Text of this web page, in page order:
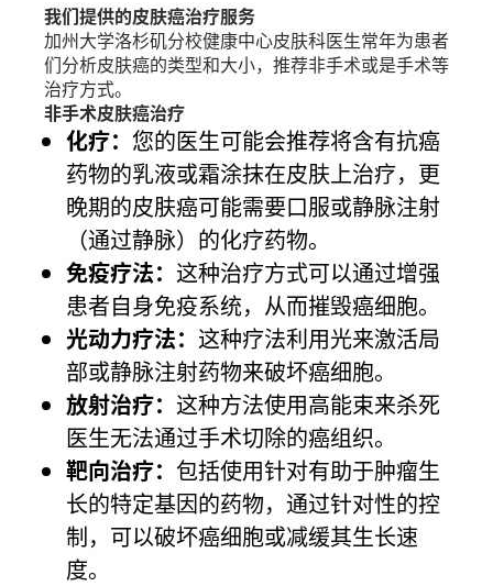
我们提供的皮肤癌治疗服务
加州大学洛杉矶分校健康中心皮肤科医生常年为患者
们分析皮肤癌的类型和大小，推荐非手术或是手术等
治疗方式。
非手术皮肤癌治疗
化疗： 您的医生可能会推荐将含有抗癌
药物的乳液或霜涂抹在皮肤上治疗，更
晚期的皮肤癌可能需要口服或静脉注射
（通过静脉）的化疗药物。
免疫疗法： 这种治疗方式可以通过增强
患者自身免疫系统，从而摧毁癌细胞。
光动力疗法： 这种疗法利用光来激活局
部或静脉注射药物来破坏癌细胞。
放射治疗： 这种方法使用高能束来杀死
医生无法通过手术切除的癌组织。
靶向治疗： 包括使用针对有助于肿瘤生
长的特定基因的药物，通过针对性的控
制，可以破坏癌细胞或减缓其生长速
度。